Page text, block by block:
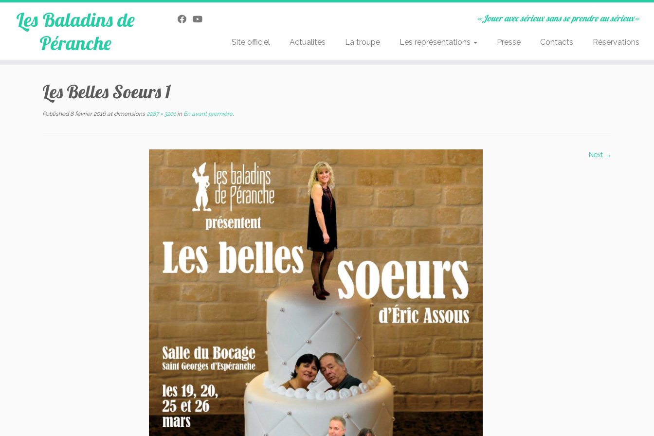
Les Baladins de
Péranche
«Jouer avec sérieux sans se prendre au sérieux»
Site officiel Actualités La troupe Les représentations Presse Contacts Réservations
Les Belles Soeurs 1
Published 8 février 2016at dimensions2287 × 3201 inEn avant première.
Next →